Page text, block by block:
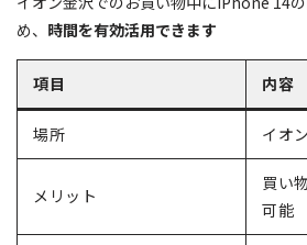
め、 時間を有効活用できます
項目 内容
場所 イオ
メリット
買い
可能